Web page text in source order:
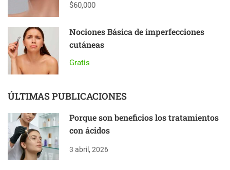
$60,000
Nociones Básica de imperfecciones
cutáneas
Gratis
ÚLTIMAS PUBLICACIONES
Porque son beneficios los tratamientos
con ácidos
3 abril, 2026